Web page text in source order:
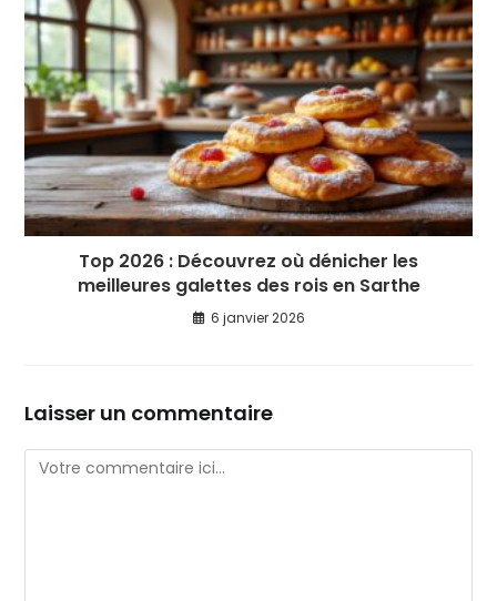
Top 2026 : Découvrez où dénicher les
meilleures galettes des rois en Sarthe
6 janvier 2026
Laisser un commentaire